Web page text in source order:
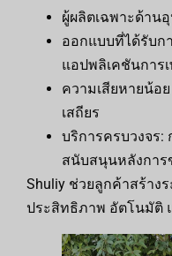
ผู้ผลิตเฉพาะด้าน
ออกแบบที่ได้รับก
แอปพลิเคชันการเ
ความเสียหายน้อ
เสถียร
บริการครบวงจร:
สนับสนุนหลังการ
Shuliy ช่วยลูกค้าสร้าง
ประสิทธิภาพ อัตโนมัติ